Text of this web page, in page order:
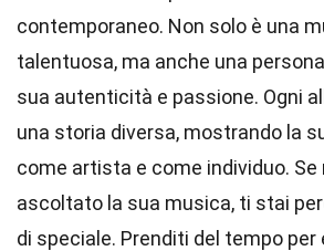
contemporaneo. Non solo è una
talentuosa, ma anche una
sua autenticità e passione. Ogni
una storia diversa, mostrando la
come artista e come individuo. Se
ascoltato la sua musica, ti stai
di speciale. Prenditi del tempo per